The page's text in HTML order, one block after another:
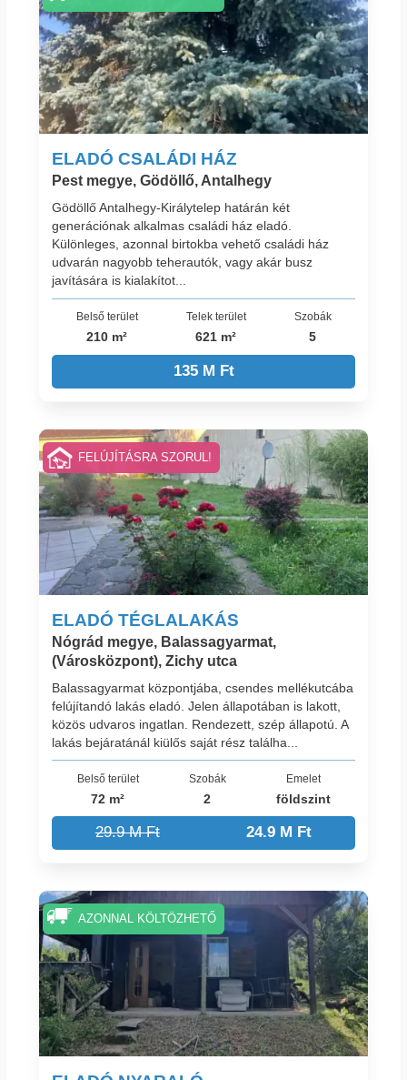
ELADÓ CSALÁDI HÁZ
Pest megye, Gödöllő, Antalhegy
Gödöllő Antalhegy-Királytelep határán két
generációnak alkalmas családi ház eladó.
Különleges, azonnal birtokba vehető családi ház
udvarán nagyobb teherautók, vagy akár busz
javítására is kialakítot...
Belső terület
210 m²
Telek terület
621 m²
Szobák
5
135 M Ft
ELADÓ TÉGLALAKÁS
Nógrád megye, Balassagyarmat,
(Városközpont), Zichy utca
Balassagyarmat központjába, csendes mellékutcába
felújítandó lakás eladó. Jelen állapotában is lakott,
közös udvaros ingatlan. Rendezett, szép állapotú. A
lakás bejáratánál kiülős saját rész találha...
Belső terület
72 m²
Szobák
2
Emelet
földszint
29.9 M Ft 24.9 M Ft
FELÚJÍTÁSRA SZORUL!
AZONNAL KÖLTÖZHETŐ